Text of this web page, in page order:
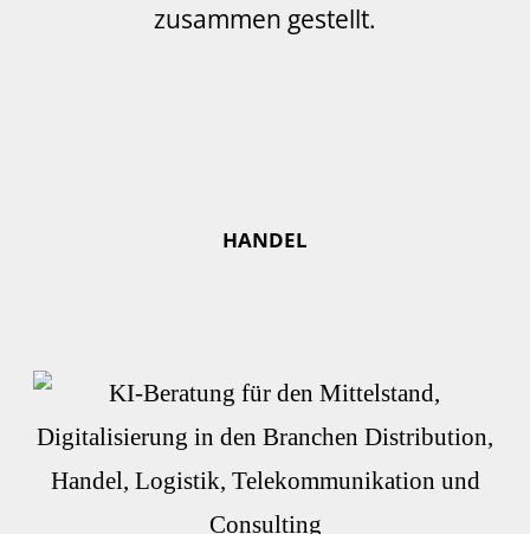
zusammen gestellt.
HANDEL